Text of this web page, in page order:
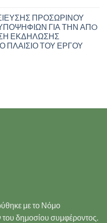
ΠΡΟΣΩΡΙΝΟΥ
ΓΙΑ ΤΗΝ ΑΠO
ΕΚΔΗΛΩΣΗΣ
ΠΛΑΙΣΙΟ ΤΟΥ ΕΡΓΟΥ
με το Νόμο
του δημοσίου συμφέροντος.